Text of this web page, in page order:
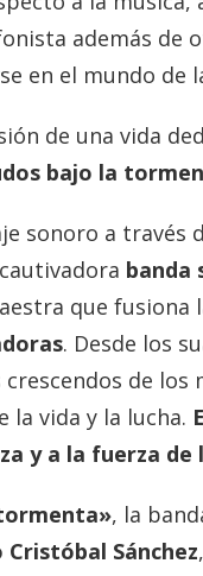
además de
en el mundo de
de una vida
bajo la
sonoro a través
banda
que fusiona
. Desde los
de
la vida y la lucha.
y a la fuerza de
, la
Cristóbal Sánchez